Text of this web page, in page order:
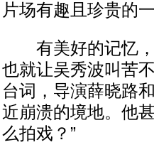
片场有趣且珍贵的
有美好的记忆，
也就让吴秀波叫苦
台词，导演薛晓路
近崩溃的境地。他
么拍戏？”